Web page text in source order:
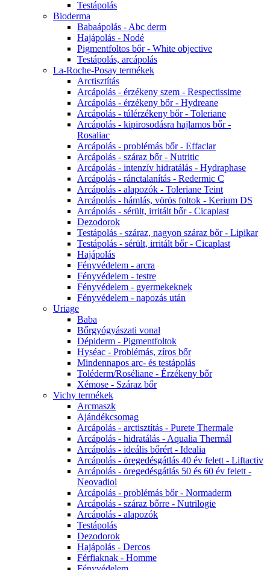
Testápolás
Bioderma
Babaápolás - Abc derm
Hajápolás - Nodé
Pigmentfoltos bőr - White objective
Testápolás, arcápolás
La-Roche-Posay termékek
Arctisztítás
Arcápolás - érzékeny szem - Respectissime
Arcápolás - érzékeny bőr - Hydreane
Arcápolás - túlérzékeny bőr - Toleriane
Arcápolás - kipirosodásra hajlamos bőr -
Rosaliac
Arcápolás - problémás bőr - Effaclar
Arcápolás - száraz bőr - Nutritic
Arcápolás - intenzív hidratálás - Hydraphase
Arcápolás - ránctalanítás - Redermic C
Arcápolás - alapozók - Toleriane Teint
Arcápolás - hámlás, vörös foltok - Kerium DS
Arcápolás - sérült, irritált bőr - Cicaplast
Dezodorok
Testápolás - száraz, nagyon száraz bőr - Lipikar
Testápolás - sérült, irritált bőr - Cicaplast
Hajápolás
Fényvédelem - arcra
Fényvédelem - testre
Fényvédelem - gyermekeknek
Fényvédelem - napozás után
Uriage
Baba
Bőrgyógyászati vonal
Dépiderm - Pigmentfoltok
Hyséac - Problémás, zíros bőr
Mindennapos arc- és testápolás
Toléderm/Roséliane - Érzékeny bőr
Xémose - Száraz bőr
Vichy termékek
Arcmaszk
Ajándékcsomag
Arcápolás - arctisztítás - Purete Thermale
Arcápolás - hidratálás - Aqualia Thermál
Arcápolás - ideális bőrért - Idealia
Arcápolás - öregedésgátlás 40 év felett - Liftactiv
Arcápolás - öregedésgátlás 50 és 60 év felett -
Neovadiol
Arcápolás - problémás bőr - Normaderm
Arcápolás - száraz bőrre - Nutrilogie
Arcápolás - alapozók
Testápolás
Dezodorok
Hajápolás - Dercos
Férfiaknak - Homme